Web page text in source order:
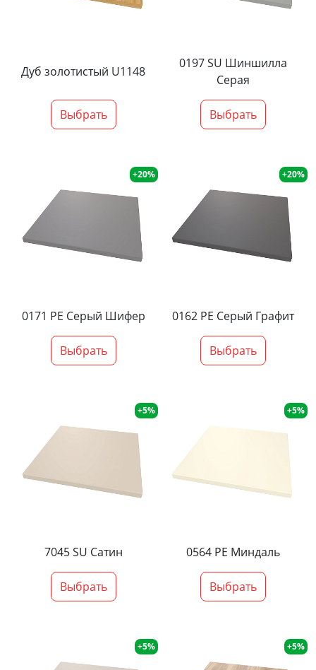
Дуб золотистый U1148
Выбрать
0197 SU Шиншилла
Серая
Выбрать
+20%
0171 PE Серый Шифер
Выбрать
+20%
0162 PE Серый Графит
Выбрать
+5%
7045 SU Сатин
Выбрать
+5%
0564 PE Миндаль
Выбрать
+5% +5%